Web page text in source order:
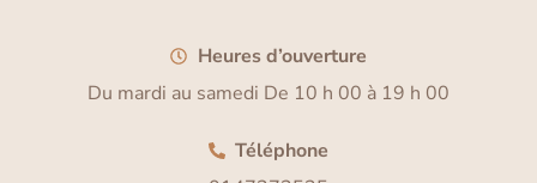
Heures d’ouverture
Du mardi au samedi De 10 h 00 à 19 h 00
Téléphone